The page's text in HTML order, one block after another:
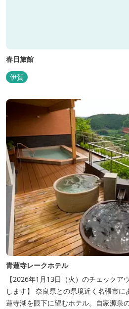
春日旅館
伊賀
青蓮寺レークホテル
【2026年1月13日（火）のチェックア
します】 奈良県との県境近く名張市にある、紺碧の水をたたえた青
蓮寺湖を眼下に望むホテル。自家源泉